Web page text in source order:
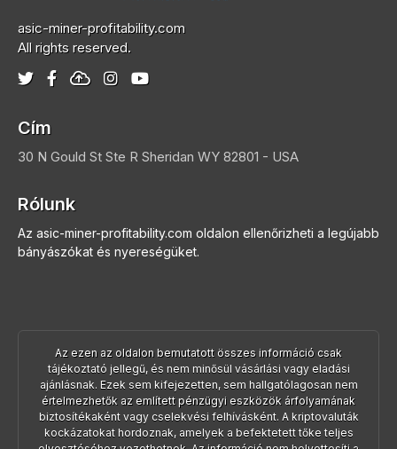
asic-miner-profitability.com
All rights reserved.
Cím
30 N Gould St Ste R Sheridan WY 82801 - USA
Rólunk
Az asic-miner-profitability.com oldalon ellenőrizheti a legújabb
bányászókat és nyereségüket.
Az ezen az oldalon bemutatott összes információ csak
tájékoztató jellegű, és nem minősül vásárlási vagy eladási
ajánlásnak. Ezek sem kifejezetten, sem hallgatólagosan nem
értelmezhetők az említett pénzügyi eszközök árfolyamának
biztosítékaként vagy cselekvési felhívásként. A kriptovaluták
kockázatokat hordoznak, amelyek a befektetett tőke teljes